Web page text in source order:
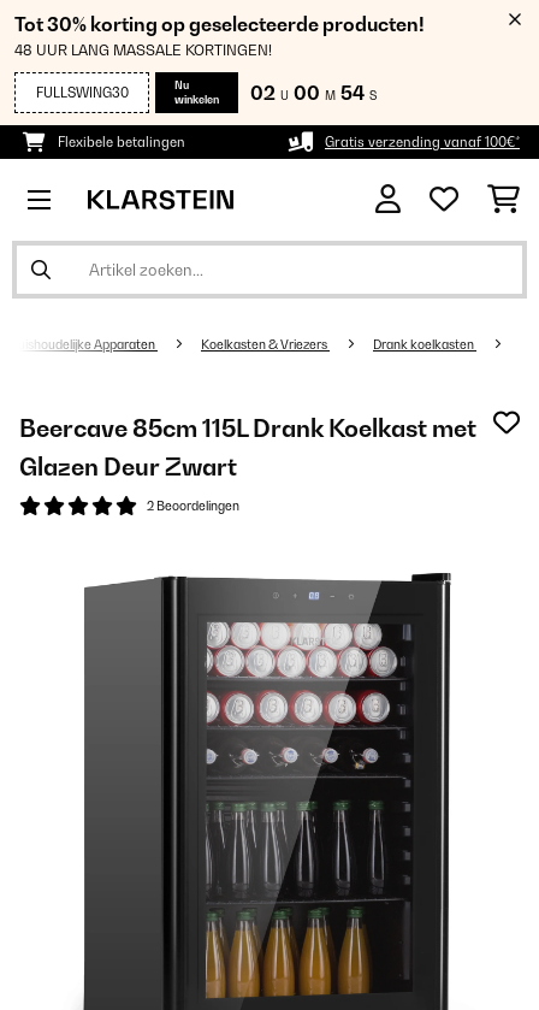
Tot 30% korting op geselecteerde producten!
48 UUR LANG MASSALE KORTINGEN!
FULLSWING30
Nu
winkelen
02 U 00 M 54 S
Flexibele betalingen Gratis verzending vanaf 100€*
Huishoudelijke Apparaten Koelkasten & Vriezers Drank koelkasten
Beercave 85cm 115L Drank Koelkast met
Glazen Deur Zwart
2 Beoordelingen